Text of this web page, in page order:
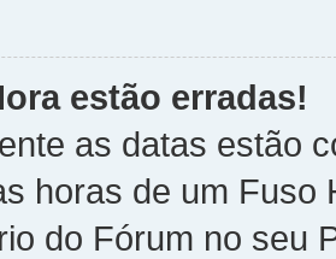
estão erradas!
as datas estão
horas de um Fuso
do Fórum no seu